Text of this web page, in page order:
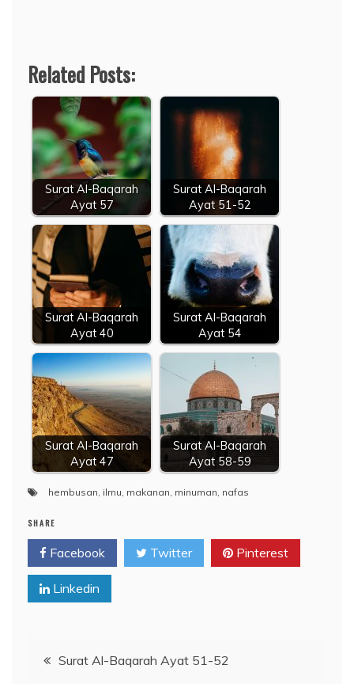
Related Posts:
Surat Al-Baqarah
Ayat 57
Surat Al-Baqarah
Ayat 51-52
Surat Al-Baqarah
Ayat 40
Surat Al-Baqarah
Ayat 54
Surat Al-Baqarah
Ayat 47
Surat Al-Baqarah
Ayat 58-59
hembusan, ilmu, makanan, minuman, nafas
SHARE
Facebook Twitter Pinterest
Linkedin
Navigasi
Surat Al-Baqarah Ayat 51-52